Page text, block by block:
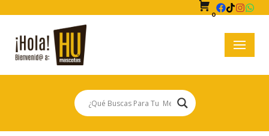
Saltar
al
contenido
0